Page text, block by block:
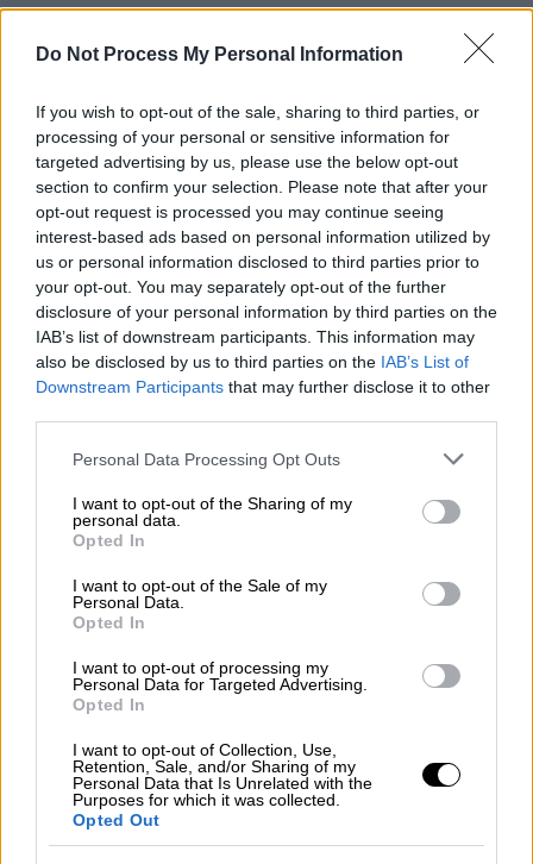
Do Not Process My Personal Information
If you wish to opt-out of the sale, sharing to third parties, or
processing of your personal or sensitive information for
targeted advertising by us, please use the below opt-out
section to confirm your selection. Please note that after your
opt-out request is processed you may continue seeing
interest-based ads based on personal information utilized by
us or personal information disclosed to third parties prior to
your opt-out. You may separately opt-out of the further
disclosure of your personal information by third parties on the
IAB’s list of downstream participants. This information may
also be disclosed by us to third parties on the IAB’s List of
Downstream Participants that may further disclose it to other
Please note that this website/app uses one or more Google
not limited to your visit or usage behaviour. You may click to
grant or deny consent to Google and its third-party tags to
use your data for below specified purposes in below Google
consent section.
Personal Data Processing Opt Outs
I want to opt-out of the Sharing of my
personal data.
Opted In
I want to opt-out of the Sale of my
Personal Data.
Opted In
I want to opt-out of processing my
Personal Data for Targeted Advertising.
Opted In
I want to opt-out of Collection, Use,
Retention, Sale, and/or Sharing of my
Personal Data that Is Unrelated with the
Purposes for which it was collected.
Opted Out
Το νέο βίντεο δημοσίευσε η φινλανδική
σκανδαλοθηρική εφημερίδα «Seisk»
κάνοντας λόγο γιακαυτή ατμόσφαιραμεταξύ
του μοντέλου, που είναι παντρεμένο και της
Σάνα Μαρίν, σύμφωνα με την Daily Mail.
Χρήστες των social media επέκριναν την
εφημερίδα, τονίζοντας ότι το νέο βίντεο
δεν δείχνει τίποτα καυτό, παρά δύο γυναίκες
που διασκεδάζουν.
Ζήτησε συγγνώμη
Η Φινλανδή πρωθυπουργός ζήτησε σήμερα
συγγνώμη για
πάρτι που είχε κάνει στην επίσημη κατοικία
της τον Ιούλιο, έπειτα από τον σάλο που
προκλήθηκε γύρω από το πάρτι της την
περασμένη εβδομάδα. «Κατά τη γνώμη μου, η
φωτογραφία δεν είναι αρμόζουσα. Ζητώ
δεν θα έπρεπε να είχαν τραβηχθεί, αλλά κατά
τα άλλα τίποτα το υπερβολικό δεν συνέβη
στη συνάθροιση», δήλωσε η Μαρίν στους